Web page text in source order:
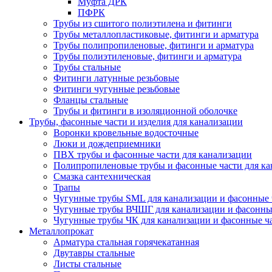
ПФРК
Трубы из сшитого полиэтилена и фитинги
Трубы металлопластиковые, фитинги и арматура
Трубы полипропиленовые, фитинги и арматура
Трубы полиэтиленовые, фитинги и арматура
Трубы стальные
Фитинги латунные резьбовые
Фитинги чугунные резьбовые
Фланцы стальные
Трубы и фитинги в изоляционной оболочке
Трубы, фасонные части и изделия для канализации
Воронки кровельные водосточные
Люки и дождеприемники
ПВХ трубы и фасонные части для канализации
Полипропиленовые трубы и фасонные части для
Смазка сантехническая
Трапы
Чугунные трубы SML для канализации и фасонные
Чугунные трубы ВЧШГ для канализации и
Чугунные трубы ЧК для канализации и фасонные
Металлопрокат
Арматура стальная горячекатанная
Двутавры стальные
Листы стальные